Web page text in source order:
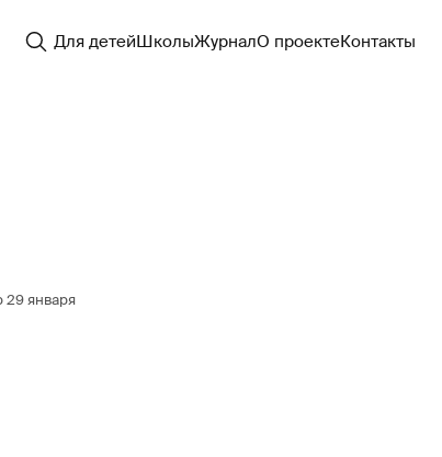
Для детейШколыЖурналО проектеКонтакты
29 января